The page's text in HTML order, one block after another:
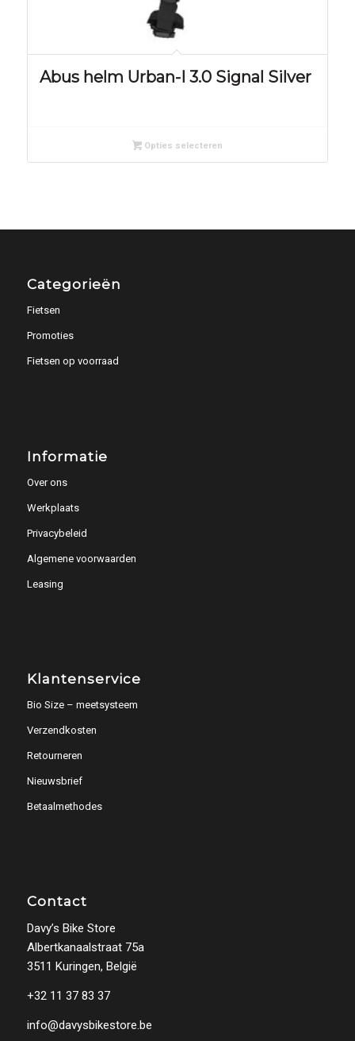
Abus helm Urban-I 3.0 Signal Silver
Opties selecteren
Categorieën
Fietsen
Promoties
Fietsen op voorraad
Informatie
Over ons
Werkplaats
Privacybeleid
Algemene voorwaarden
Leasing
Klantenservice
Bio Size – meetsysteem
Verzendkosten
Retourneren
Nieuwsbrief
Betaalmethodes
Contact
Davy’s Bike Store
Albertkanaalstraat 75a
3511 Kuringen, België
+32 11 37 83 37
info@davysbikestore.be